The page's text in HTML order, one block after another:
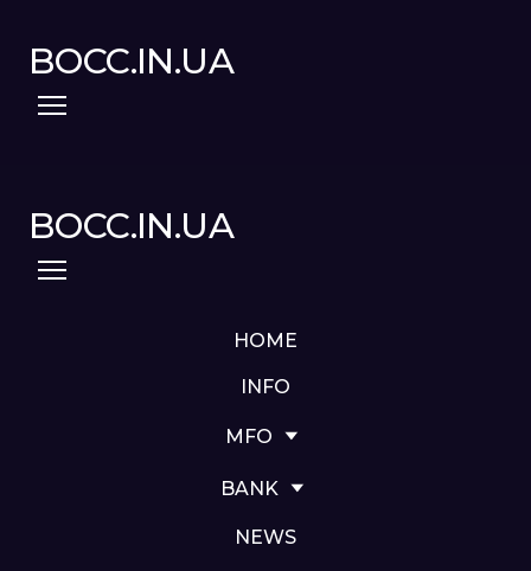
BOCC.IN.UA
BOCC.IN.UA
HOME
INFO
MFO
BANK
NEWS